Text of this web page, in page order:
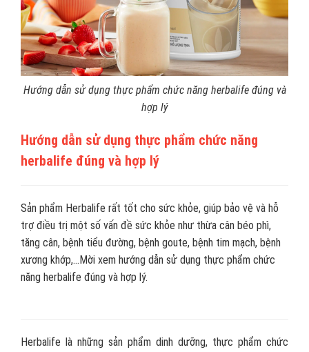
Hướng dẫn sử dụng thực phẩm chức năng herbalife đúng và
hợp lý
Hướng dẫn sử dụng thực phẩm chức năng
herbalife đúng và hợp lý
Sản phẩm Herbalife rất tốt cho sức khỏe, giúp bảo vệ và hỗ
trợ điều trị một số vấn đề sức khỏe như thừa cân béo phì,
tăng cân, bệnh tiểu đường, bệnh goute, bệnh tim mạch, bệnh
xương khớp,...Mời xem hướng dẫn sử dụng thực phẩm chức
năng herbalife đúng và hợp lý.
Herbalife là những sản phẩm dinh dưỡng, thực phẩm chức